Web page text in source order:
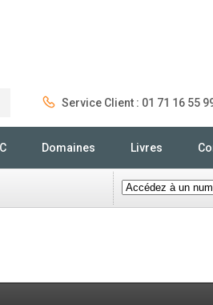
Service Client : 01 71 16 55
Domaines Livres